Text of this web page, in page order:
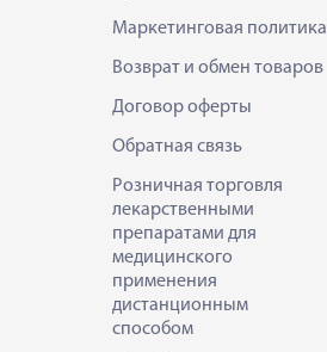
Маркетинговая политика
Возврат и обмен товаров
Договор оферты
Обратная связь
Розничная торговля
лекарственными
препаратами для
медицинского
применения
дистанционным
способом